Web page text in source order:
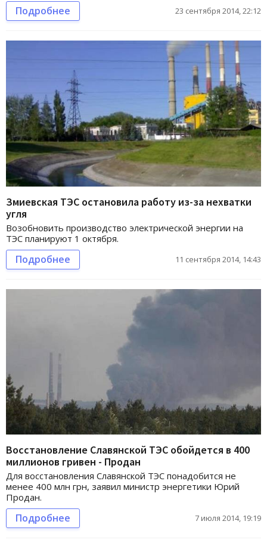
Подробнее 23 сентября 2014, 22:12
Змиевская ТЭС остановила работу из-за нехватки
угля
Возобновить производство электрической энергии на
ТЭС планируют 1 октября.
Подробнее 11 сентября 2014, 14:43
Восстановление Славянской ТЭС обойдется в 400
миллионов гривен - Продан
Для восстановления Славянской ТЭС понадобится не
менее 400 млн грн, заявил министр энергетики Юрий
Продан.
Подробнее 7 июля 2014, 19:19